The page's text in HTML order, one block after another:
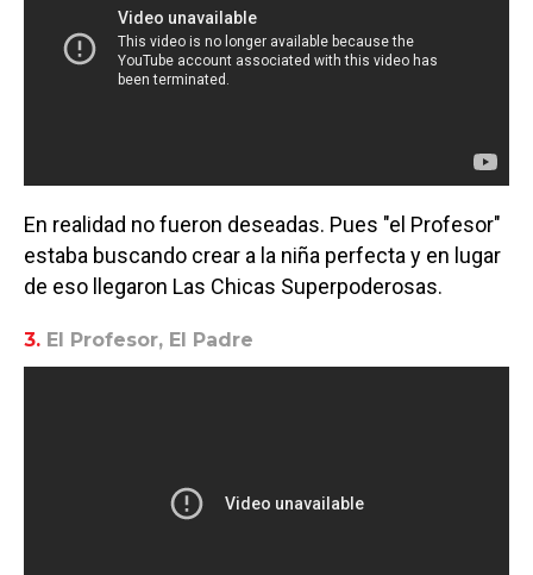
En realidad no fueron deseadas. Pues "el Profesor"
estaba buscando crear a la niña perfecta y en lugar
de eso llegaron Las Chicas Superpoderosas.
3. El Profesor, El Padre